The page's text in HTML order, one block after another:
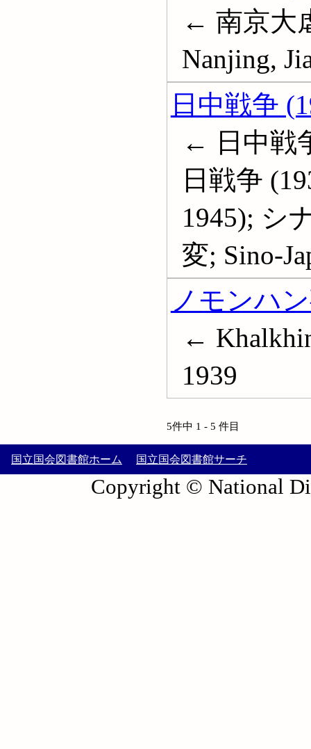
← 南京大
Nanjing,
日中戦争
← 日中戦
日戦争
1945); シ
変; Sino-
ノモンハ
←
1939
5件中 1 - 5 件目
国立国会図書館ホーム 国立国会図書館サーチ
Copyright © National